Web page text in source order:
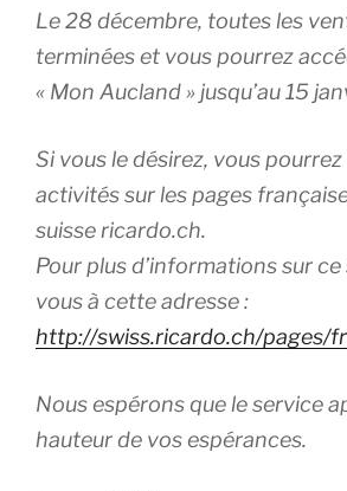
Le 28 décembre, toutes les
terminées et vous pourrez
« Mon Aucland » jusqu’au 15
Si vous le désirez, vous
activités sur les pages
suisse ricardo.ch.
Pour plus d’informations sur
vous à cette adresse :
http://swiss.ricardo.ch/pages/
Nous espérons que le service
hauteur de vos espérances.